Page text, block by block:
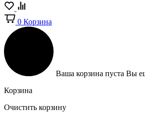
0 Корзина
Ваша корзина пуста Вы
Корзина
Очистить корзину